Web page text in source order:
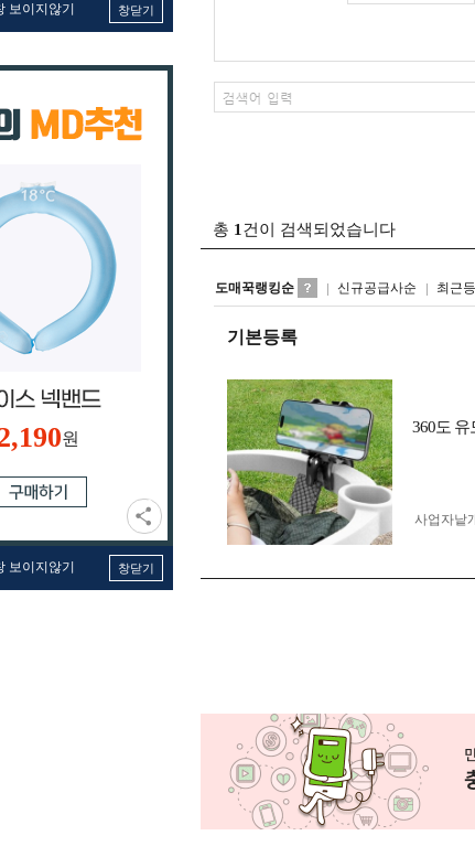
보이지않기 창닫기
원
보이지않기 창닫기
총 1 건이 검색되었습니다
도매꾹랭킹순 신규공급사순 최근
기본등록
360도
사업자 낱